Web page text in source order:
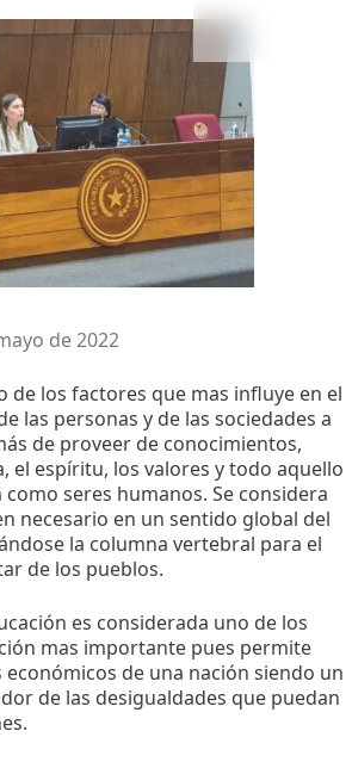
de 2022
de los factores que mas influye en el
las personas y de las sociedades a
de proveer de conocimientos,
el espíritu, los valores y todo aquello
seres humanos. Se considera
necesario en un sentido global del
la columna vertebral para el
de los pueblos.
es considerada uno de los
mas importante pues permite
de una nación siendo un
de las desigualdades que puedan